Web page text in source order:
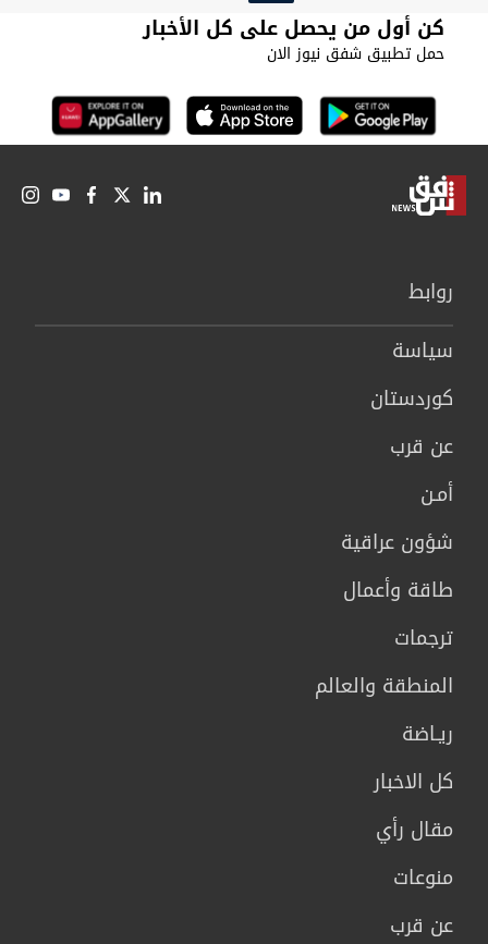
كن أول من يحصل على كل الأخبار
حمل تطبيق شفق نيوز الان
روابط
سیاسة
كوردستان
عن قرب
أمـن
شؤون عراقية
طاقة وأعمال
ترجمات
المنطقة والعالم
ريـاضة
كل الاخبار
مقال رأي
منوعات
عن قرب